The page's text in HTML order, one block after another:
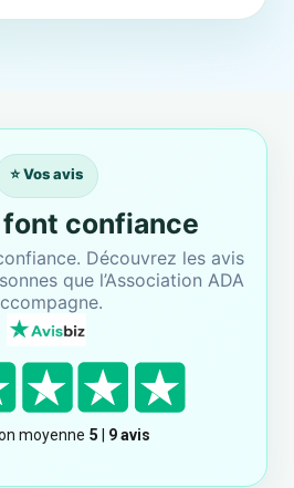
⭐ Vos avis
confiance
Découvrez les avis
que l’Association ADA